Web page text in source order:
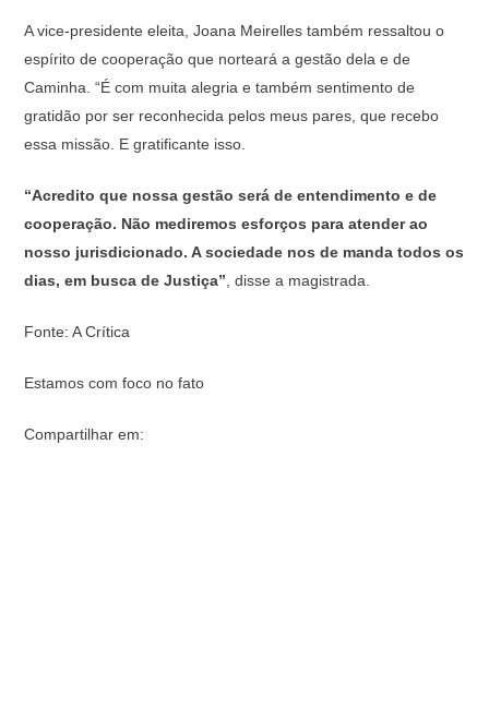
A vice-presidente eleita, Joana Meirelles também ressaltou o
espírito de cooperação que norteará a gestão dela e de
Caminha. “É com muita alegria e também sentimento de
gratidão por ser reconhecida pelos meus pares, que recebo
essa missão. E gratificante isso.
“Acredito que nossa gestão será de entendimento e de
cooperação. Não mediremos esforços para atender ao
nosso jurisdicionado. A sociedade nos de manda todos os
dias, em busca de Justiça”, disse a magistrada.
Fonte: A Crítica
Estamos com foco no fato
Compartilhar em: